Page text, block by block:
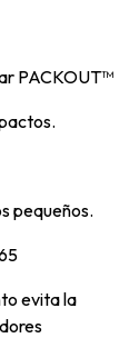
PACKOUT™
pequeños.
evita la